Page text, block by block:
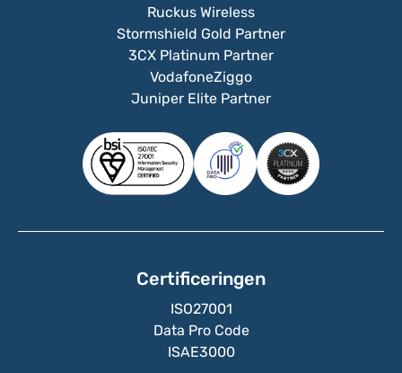
Ruckus Wireless
Stormshield Gold Partner
3CX Platinum Partner
VodafoneZiggo
Juniper Elite Partner
Certificeringen
ISO27001
Data Pro Code
ISAE3000